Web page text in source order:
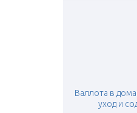
Валлота в
уход и